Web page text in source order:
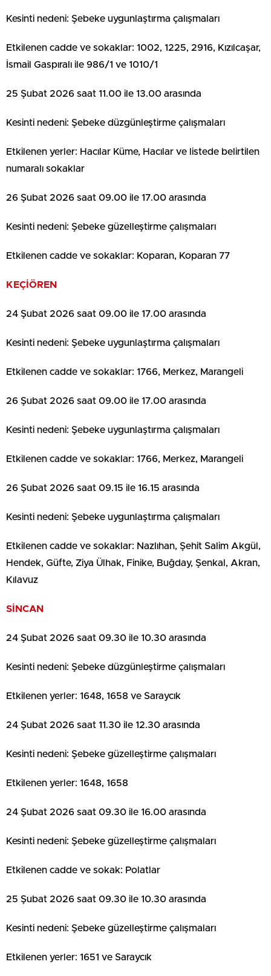
Kesinti nedeni: Şebeke uygunlaştırma çalışmaları
Etkilenen cadde ve sokaklar: 1002, 1225, 2916, Kızılcaşar,
İsmail Gaspıralı ile 986/1 ve 1010/1
25 Şubat 2026 saat 11.00 ile 13.00 arasında
Kesinti nedeni: Şebeke düzgünleştirme çalışmaları
Etkilenen yerler: Hacılar Küme, Hacılar ve listede belirtilen
numaralı sokaklar
26 Şubat 2026 saat 09.00 ile 17.00 arasında
Kesinti nedeni: Şebeke güzelleştirme çalışmaları
Etkilenen cadde ve sokaklar: Koparan, Koparan 77
KEÇİÖREN
24 Şubat 2026 saat 09.00 ile 17.00 arasında
Kesinti nedeni: Şebeke uygunlaştırma çalışmaları
Etkilenen cadde ve sokaklar: 1766, Merkez, Marangeli
26 Şubat 2026 saat 09.00 ile 17.00 arasında
Kesinti nedeni: Şebeke uygunlaştırma çalışmaları
Etkilenen cadde ve sokaklar: 1766, Merkez, Marangeli
26 Şubat 2026 saat 09.15 ile 16.15 arasında
Kesinti nedeni: Şebeke uygunlaştırma çalışmaları
Etkilenen cadde ve sokaklar: Nazlıhan, Şehit Salim Akgül,
Hendek, Güfte, Ziya Ülhak, Finike, Buğday, Şenkal, Akran,
Kılavuz
SİNCAN
24 Şubat 2026 saat 09.30 ile 10.30 arasında
Kesinti nedeni: Şebeke düzgünleştirme çalışmaları
Etkilenen yerler: 1648, 1658 ve Saraycık
24 Şubat 2026 saat 11.30 ile 12.30 arasında
Kesinti nedeni: Şebeke güzelleştirme çalışmaları
Etkilenen yerler: 1648, 1658
24 Şubat 2026 saat 09.30 ile 16.00 arasında
Kesinti nedeni: Şebeke güzelleştirme çalışmaları
Etkilenen cadde ve sokak: Polatlar
25 Şubat 2026 saat 09.30 ile 10.30 arasında
Kesinti nedeni: Şebeke güzelleştirme çalışmaları
Etkilenen yerler: 1651 ve Saraycık